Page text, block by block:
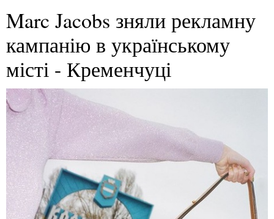
Marc Jacobs зняли рекламну
кампанію в українському
місті - Кременчуці